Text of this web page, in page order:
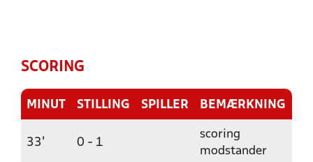
SCORING
MINUT STILLING SPILLER BEMÆRKNING
33' 0 - 1
scoring
modstander